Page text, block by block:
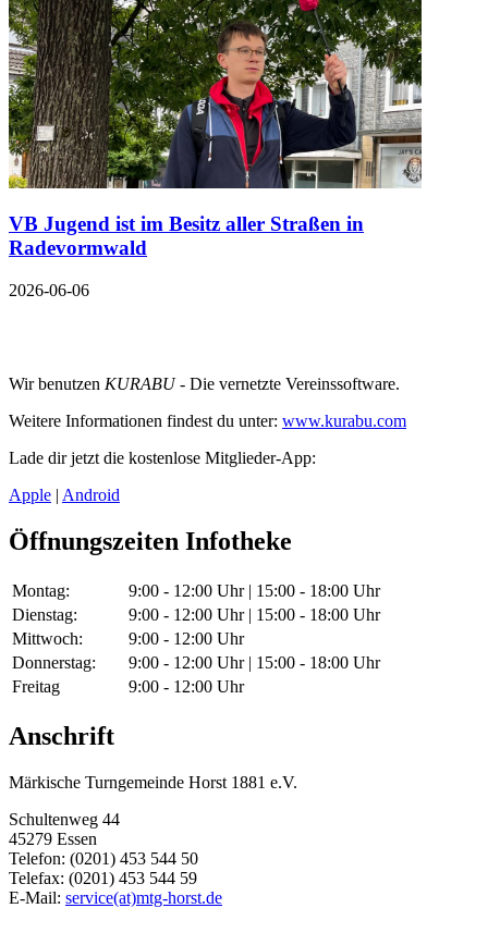
VB Jugend ist im Besitz aller Straßen in
Radevormwald
2026-06-06
Wir benutzen KURABU- Die vernetzte Vereinssoftware.
Weitere Informationen findest du unter: www.kurabu.com
Lade dir jetzt die kostenlose Mitglieder-App:
Apple | Android
Öffnungszeiten Infotheke
Montag:
9:00 - 12:00 Uhr | 15:00 - 18:00 Uhr
Dienstag:
9:00 - 12:00 Uhr | 15:00 - 18:00 Uhr
Mittwoch:
9:00 - 12:00 Uhr
Donnerstag:
9:00 - 12:00 Uhr | 15:00 - 18:00 Uhr
Freitag
9:00 - 12:00 Uhr
Anschrift
Märkische Turngemeinde Horst 1881 e.V.
Schultenweg 44
45279 Essen
Telefon: (0201) 453 544 50
Telefax: (0201) 453 544 59
E-Mail: service(at)mtg-horst.de